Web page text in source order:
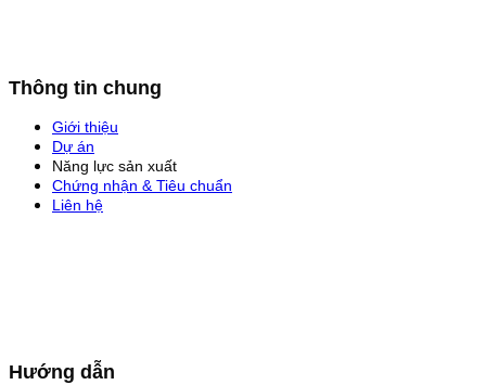
Thông tin chung
Giới thiệu
Dự án
Năng lực sản xuất
Chứng nhận & Tiêu chuẩn
Liên hệ
Hướng dẫn